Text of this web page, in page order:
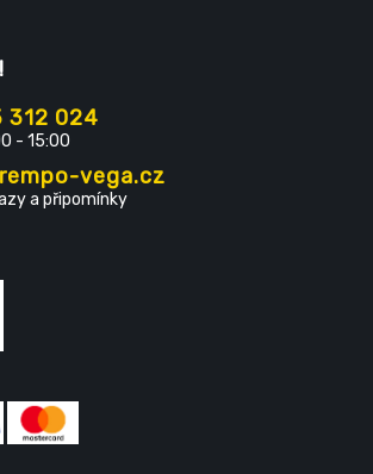
312 024
- 15:00
vega.cz
a připomínky